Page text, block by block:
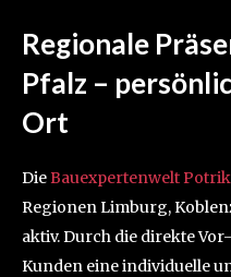
Regionale
Pfalz –
Ort
DieBauexpertenwelt
Regionen Limburg,
aktiv. Durch die direkte
Kunden eine individuelle